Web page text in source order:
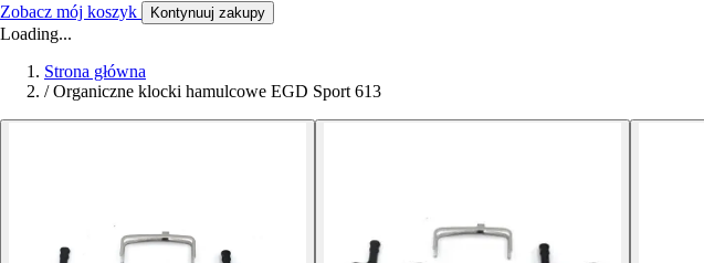
Zobacz mój koszyk Kontynuuj zakupy
Loading...
Strona główna
/ Organiczne klocki hamulcowe EGD Sport 613